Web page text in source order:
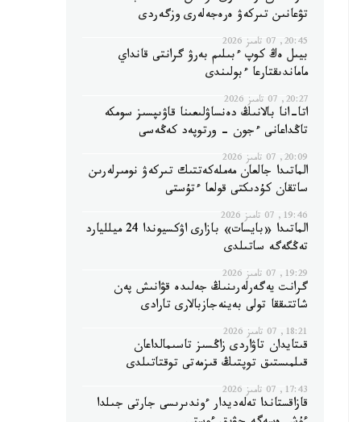
تۋعانىن تىركەۋ ەرەجەلەرى وزگەردى
20:45, 07 تامىز 2026
بيىل ەڭ كوپ ءبىلىم بەرۋ گرانتى قانداي
ماماندىقتارعا ءبولىندى
20:27, 07 تامىز 2026
اتا-انا بالانىڭ دەنساۋلىعىنا قاۋىپسىز سومكە
تاڭداعانى ءجون - ورتوپەد كەڭەسى
20:09, 07 تامىز 2026
الماتىدا جالعان مەملەكەتتىك تىركەۋ نومىرلەرىن
ساتقان كۇدىكتى قولعا ءتۇستى
19:46, 07 تامىز 2026
الماتىدا «بايسات» بازارى اۋكسيوندا 24 ميلليارد
تەڭگەگە ساتىلدى
19:29, 07 تامىز 2026
گرانت يەگەرلەرىنىڭ جەلىدە قۋانىش پەن
شاتتىققا تولى بەينەجازبالارى تارادى
18:21, 07 تامىز 2026
قىتايدان تاۋاردى زاڭسىز تاسىمالداعان
قىلمىستىق توپتىڭ قىزمەتى توقتاتىلدى
17:43, 07 تامىز 2026
قازاقستاندا تەلەديدار ءوندىرىسى جارتى جىلدا